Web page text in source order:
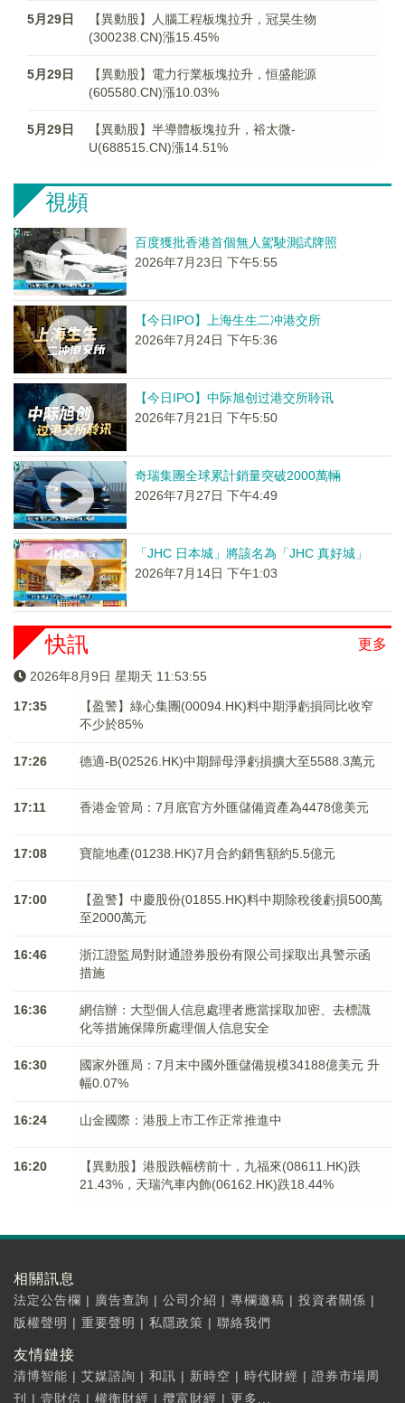
5月29日
【異動股】人腦工程板塊拉升，冠昊生物
(300238.CN)漲15.45%
5月29日
【異動股】電力行業板塊拉升，恒盛能源
(605580.CN)漲10.03%
5月29日
【異動股】半導體板塊拉升，裕太微-
U(688515.CN)漲14.51%
視頻
百度獲批香港首個無人駕駛測試牌照
2026年7月23日 下午5:55
【今日IPO】上海生生二冲港交所
2026年7月24日 下午5:36
【今日IPO】中际旭创过港交所聆讯
2026年7月21日 下午5:50
奇瑞集團全球累計銷量突破2000萬輛
2026年7月27日 下午4:49
「JHC 日本城」將該名為「JHC 真好城」
2026年7月14日 下午1:03
更多
快訊
2026年8月9日 星期天 11:53:55
17:35
【盈警】綠心集團(00094.HK)料中期淨虧損同比收窄
不少於85%
17:26 德適-B(02526.HK)中期歸母淨虧損擴大至5588.3萬元
17:11 香港金管局：7月底官方外匯儲備資產為4478億美元
17:08 寶龍地產(01238.HK)7月合約銷售額約5.5億元
17:00
【盈警】中慶股份(01855.HK)料中期除稅後虧損500萬
至2000萬元
16:46
浙江證監局對財通證券股份有限公司採取出具警示函
措施
16:36
網信辦：大型個人信息處理者應當採取加密、去標識
化等措施保障所處理個人信息安全
16:30
國家外匯局：7月末中國外匯儲備規模34188億美元 升
幅0.07%
16:24 山金國際：港股上市工作正常推進中
16:20
【異動股】港股跌幅榜前十，九福來(08611.HK)跌
21.43%，天瑞汽車内飾(06162.HK)跌18.44%
相關訊息
法定公告欄 | 廣告查詢 | 公司介紹 | 專欄邀稿 | 投資者關係 |
版權聲明 | 重要聲明 | 私隱政策 | 聯絡我們
友情鏈接
清博智能 | 艾媒諮詢 | 和訊 | 新時空 | 時代財經 | 證券市場周
刊
| 壹財信 | 權衡財經 | 攬富財經 | 更多...